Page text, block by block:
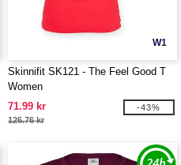
W1
Skinnifit SK121 - The Feel Good T
Women
71.99 kr
126.76 kr
-43%